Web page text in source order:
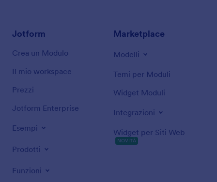
Jotform
Crea un Modulo
Il mio workspace
Prezzi
Jotform Enterprise
Esempi
Prodotti
Funzioni
Marketplace
Modelli
Temi per Moduli
Widget Moduli
Integrazioni
Widget per Siti Web
NOVITÀ